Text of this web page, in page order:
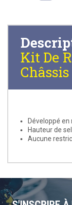
Kit De
Développé
Hauteur de
Aucune